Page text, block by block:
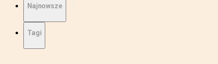
Najnowsze
Tagi